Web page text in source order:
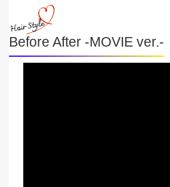
Before After -MOVIE ver.-